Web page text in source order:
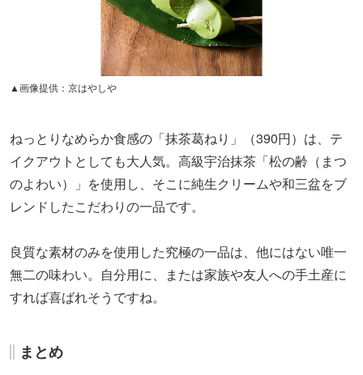
▲画像提供：京はやしや
ねっとりなめらか食感の「抹茶葛ねり」（390円）は、テ
イクアウトとしても大人気。高級宇治抹茶「松の齢（まつ
のよわい）」を使用し、そこに純生クリームや和三盆をブ
レンドしたこだわりの一品です。
良質な素材のみを使用した究極の一品は、他にはない唯一
無二の味わい。自分用に、または家族や友人への手土産に
すれば喜ばれそうですね。
まとめ